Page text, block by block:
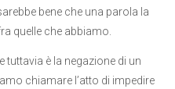
bene che una parola la
quelle che abbiamo.
tuttavia è la negazione di un
chiamare l’atto di impedire